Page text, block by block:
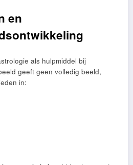
en
als hulpmiddel bij
geeft geen volledig beeld,
in: